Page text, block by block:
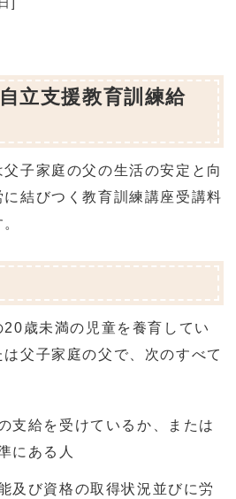
]
立支援教育訓練給
子家庭の父の生活の安定と向
に結びつく教育訓練講座受講料
歳未満の児童を養育してい
父子家庭の父で、次のすべて
支給を受けているか、または
にある人
及び資格の取得状況並びに労